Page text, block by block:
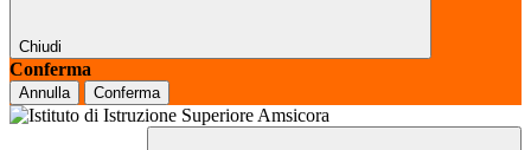
Chiudi
Conferma
Annulla Conferma